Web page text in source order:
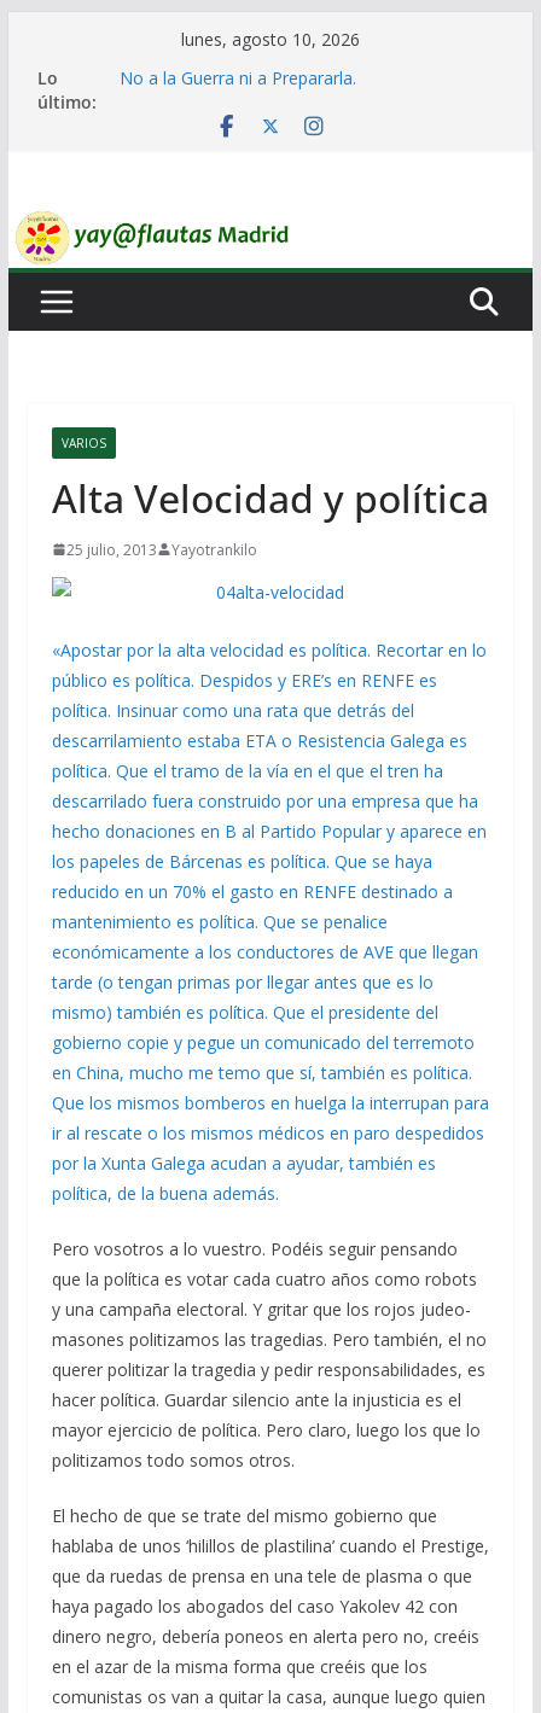
contenido
lunes, agosto 10, 2026
Lo
último:
No a la Guerra ni a Prepararla.
Ni un Euro para el Rearme. Ni un Voto para la
VARIOS
Alta Velocidad y política
25 julio, 2013 Yayotrankilo
«Apostar por la alta velocidad es política. Recortar en lo
público es política. Despidos y ERE’s en RENFE es
política. Insinuar como una rata que detrás del
descarrilamiento estaba ETA o Resistencia Galega es
política. Que el tramo de la vía en el que el tren ha
descarrilado fuera construido por una empresa que ha
hecho donaciones en B al Partido Popular y aparece en
los papeles de Bárcenas es política. Que se haya
reducido en un 70% el gasto en RENFE destinado a
mantenimiento es política. Que se penalice
económicamente a los conductores de AVE que llegan
tarde (o tengan primas por llegar antes que es lo
mismo) también es política. Que el presidente del
gobierno copie y pegue un comunicado del terremoto
en China, mucho me temo que sí, también es política.
Que los mismos bomberos en huelga la interrupan para
ir al rescate o los mismos médicos en paro despedidos
por la Xunta Galega acudan a ayudar, también es
política, de la buena además.
Pero vosotros a lo vuestro. Podéis seguir pensando
que la política es votar cada cuatro años como robots
y una campaña electoral. Y gritar que los rojos judeo-
masones politizamos las tragedias. Pero también, el no
querer politizar la tragedia y pedir responsabilidades, es
hacer política. Guardar silencio ante la injusticia es el
mayor ejercicio de política. Pero claro, luego los que lo
politizamos todo somos otros.
El hecho de que se trate del mismo gobierno que
hablaba de unos ‘hilillos de plastilina’ cuando el Prestige,
que da ruedas de prensa en una tele de plasma o que
haya pagado los abogados del caso Yakolev 42 con
dinero negro, debería poneos en alerta pero no, creéis
en el azar de la misma forma que creéis que los
comunistas os van a quitar la casa, aunque luego quien